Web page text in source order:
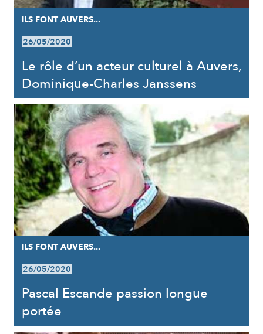
ILS FONT AUVERS...
26/05/2020
Le rôle d’un acteur culturel à Auvers,
Dominique-Charles Janssens
ILS FONT AUVERS...
26/05/2020
Pascal Escande passion longue
portée